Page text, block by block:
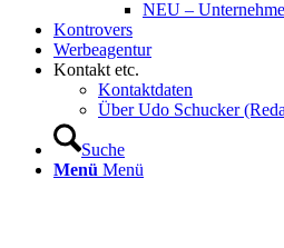
NEU –
Kontrovers
Werbeagentur
Kontakt etc.
Kontaktdaten
Über Udo Schucker
Suche
Menü Menü